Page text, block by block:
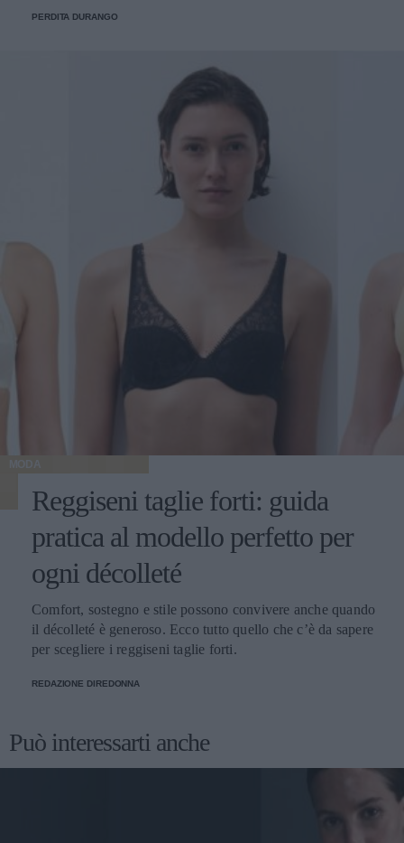
PERDITA DURANGO
MODA
Reggiseni taglie forti: guida
pratica al modello perfetto per
ogni décolleté
Comfort, sostegno e stile possono convivere anche quando
il décolleté è generoso. Ecco tutto quello che c’è da sapere
per scegliere i reggiseni taglie forti.
REDAZIONE DIREDONNA
Può interessarti anche